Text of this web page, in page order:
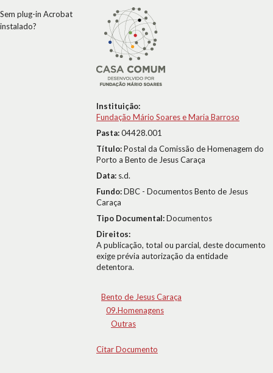
Instituição:
Fundação Mário Soares e Maria Barroso
Pasta:04428.001
Título:Postal da Comissão de Homenagem do
Porto a Bento de Jesus Caraça
Data: s.d.
Fundo:DBC - Documentos Bento de Jesus
Caraça
Tipo Documental:Documentos
Direitos:
A publicação, total ou parcial, deste documento
exige prévia autorização da entidade
detentora.
Bento de Jesus Caraça
09.Homenagens
Outras
Citar Documento
Sem plug-in Acrobat
instalado?